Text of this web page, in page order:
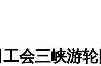
会三峡游